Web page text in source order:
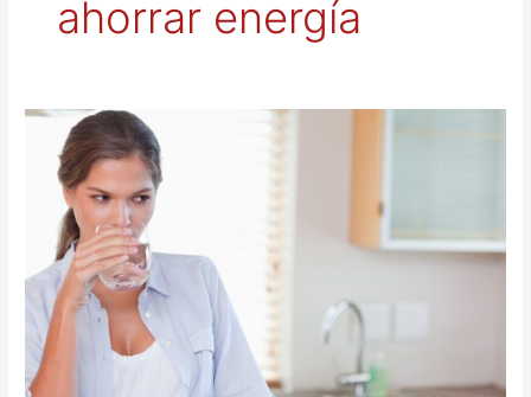
ahorrar energía
Pasos
ahorrar
energía
equipo
ósmosis
inversa